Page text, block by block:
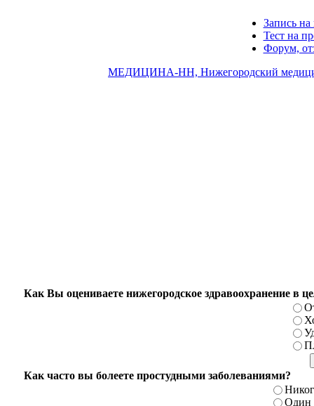
Запись на
Тест на
Форум,
МЕДИЦИНА-НН, Нижегородский
Как Вы оцениваете нижегородское здравоохранение в
Как часто вы болеете простудными заболеваниями?
Один